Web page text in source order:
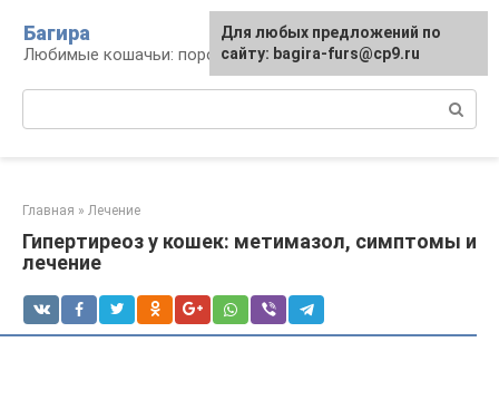
контенту
Багира
Любимые кошачьи: породы, содержание, уход
Главная » Лечение
Гипертиреоз у кошек: метимазол, симптомы и
лечение
Для любых предложений по
сайту: bagira-furs@cp9.ru